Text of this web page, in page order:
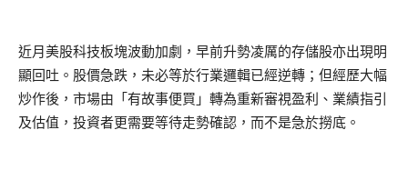
近月美股科技板塊波動加劇，早前升勢凌厲的存儲股亦出現明
顯回吐。股價急跌，未必等於行業邏輯已經逆轉；但經歷大幅
炒作後，市場由「有故事便買」轉為重新審視盈利、業績指引
及估值，投資者更需要等待走勢確認，而不是急於撈底。